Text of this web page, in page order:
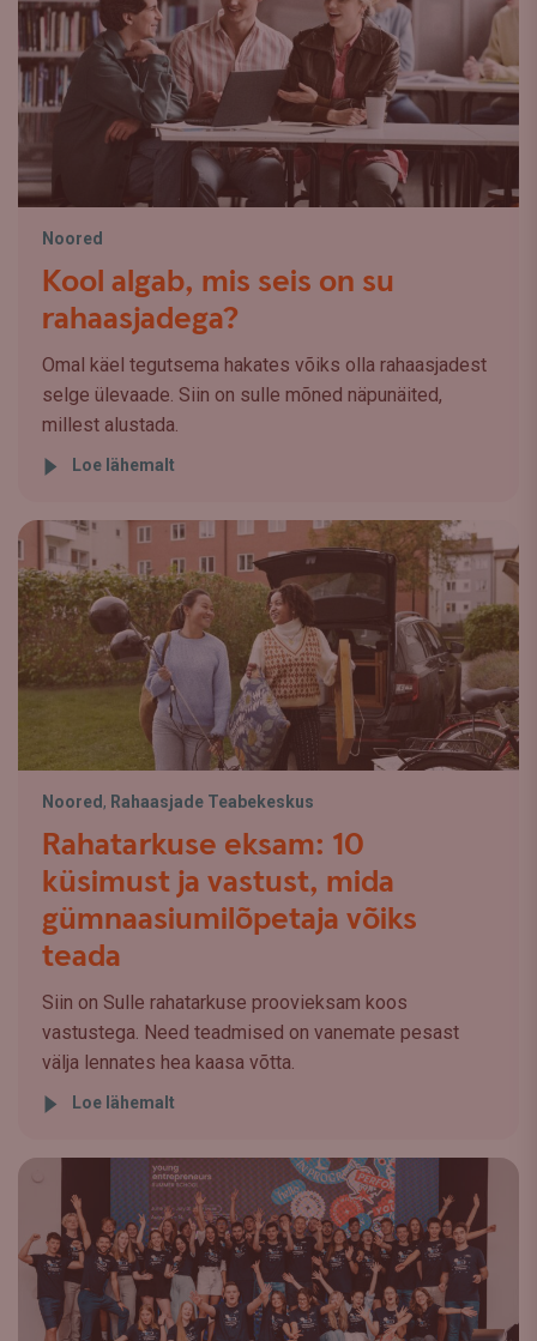
Noored
Kool algab, mis seis on su
rahaasjadega?
Omal käel tegutsema hakates võiks olla rahaasjadest
selge ülevaade. Siin on sulle mõned näpunäited,
millest alustada.
Loe lähemalt
Noored , Rahaasjade Teabekeskus
Rahatarkuse eksam: 10
küsimust ja vastust, mida
gümnaasiumilõpetaja võiks
teada
Siin on Sulle rahatarkuse proovieksam koos
vastustega. Need teadmised on vanemate pesast
välja lennates hea kaasa võtta.
Loe lähemalt